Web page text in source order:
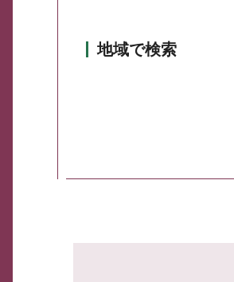
地域で検索